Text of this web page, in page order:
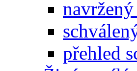
přehled